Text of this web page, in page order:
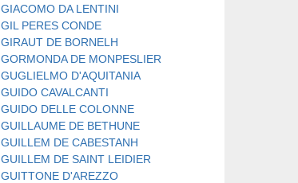
GIACOMO DA LENTINI
GIL PERES CONDE
GIRAUT DE BORNELH
GORMONDA DE MONPESLIER
GUGLIELMO D'AQUITANIA
GUIDO CAVALCANTI
GUIDO DELLE COLONNE
GUILLAUME DE BETHUNE
GUILLEM DE CABESTANH
GUILLEM DE SAINT LEIDIER
GUITTONE D'AREZZO